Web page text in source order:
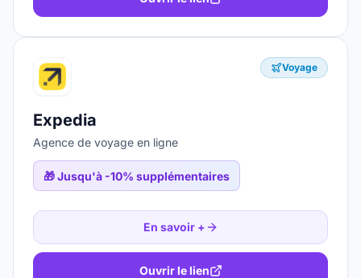
Voyage
Expedia
Agence de voyage en ligne
🎁Jusqu'à -10% supplémentaires
En savoir +
Ouvrir le lien